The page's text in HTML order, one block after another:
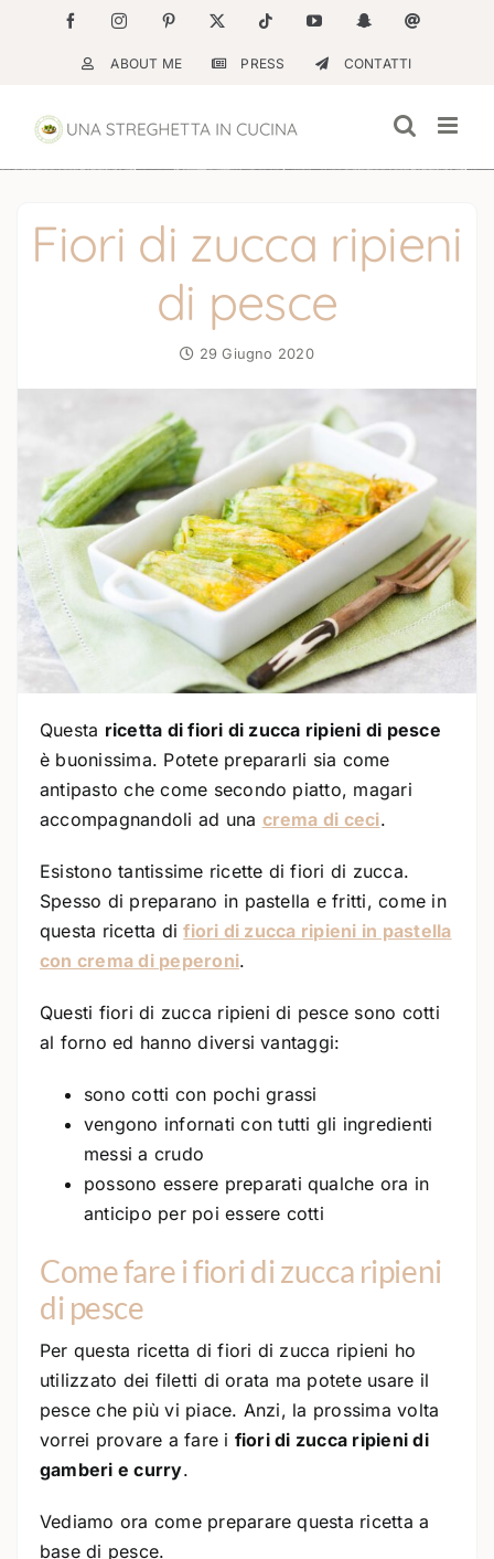
contenuto
FacebookInstagramPinterest Tiktok YouTubeSnapchatEmail
ABOUT ME PRESS CONTATTI
Fiori di zucca ripieni
di pesce
29 Giugno 2020
Questa ricetta di fiori di zucca ripieni di pesce
è buonissima. Potete prepararli sia come
antipasto che come secondo piatto, magari
accompagnandoli ad una crema di ceci.
Esistono tantissime ricette di fiori di zucca.
Spesso di preparano in pastella e fritti, come in
questa ricetta difiori di zucca ripieni in pastella
con crema di peperoni.
Questi fiori di zucca ripieni di pesce sono cotti
al forno ed hanno diversi vantaggi:
sono cotti con pochi grassi
vengono infornati con tutti gli ingredienti
messi a crudo
possono essere preparati qualche ora in
anticipo per poi essere cotti
Come fare i fiori di zucca ripieni
di pesce
Per questa ricetta di fiori di zucca ripieni ho
utilizzato dei filetti di orata ma potete usare il
pesce che più vi piace. Anzi, la prossima volta
vorrei provare a fare i fiori di zucca ripieni di
gamberi e curry.
Vediamo ora come preparare questa ricetta a
base di pesce.